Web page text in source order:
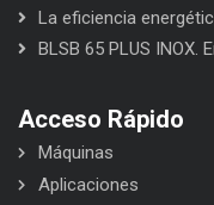
La eficiencia
BLSB 65 PLUS INOX.
Acceso Rápido
Máquinas
Aplicaciones